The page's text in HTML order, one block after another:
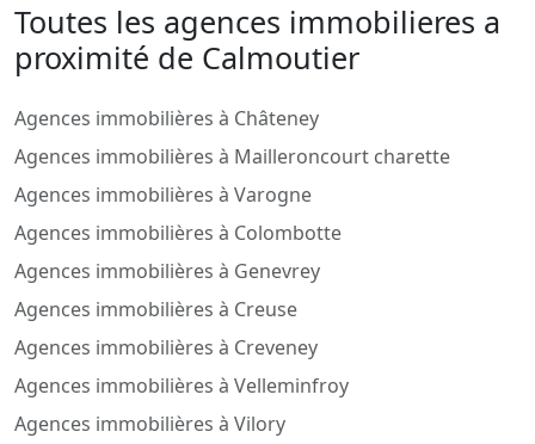
Toutes les agences immobilieres a
proximité de Calmoutier
Agences immobilières à Châteney
Agences immobilières à Mailleroncourt charette
Agences immobilières à Varogne
Agences immobilières à Colombotte
Agences immobilières à Genevrey
Agences immobilières à Creuse
Agences immobilières à Creveney
Agences immobilières à Velleminfroy
Agences immobilières à Vilory